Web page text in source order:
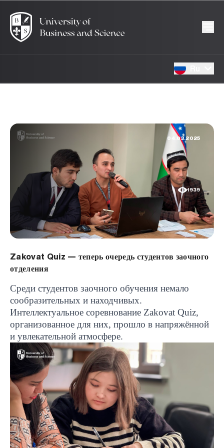
04.03.2025
1939
Zakovat Quiz — теперь очередь студентов заочного
отделения
Среди студентов заочного обучения немало
сообразительных и находчивых.
Интеллектуальное соревнование Zakovat Quiz,
организованное для них, прошло в напряжённой
и увлекательной атмосфере.